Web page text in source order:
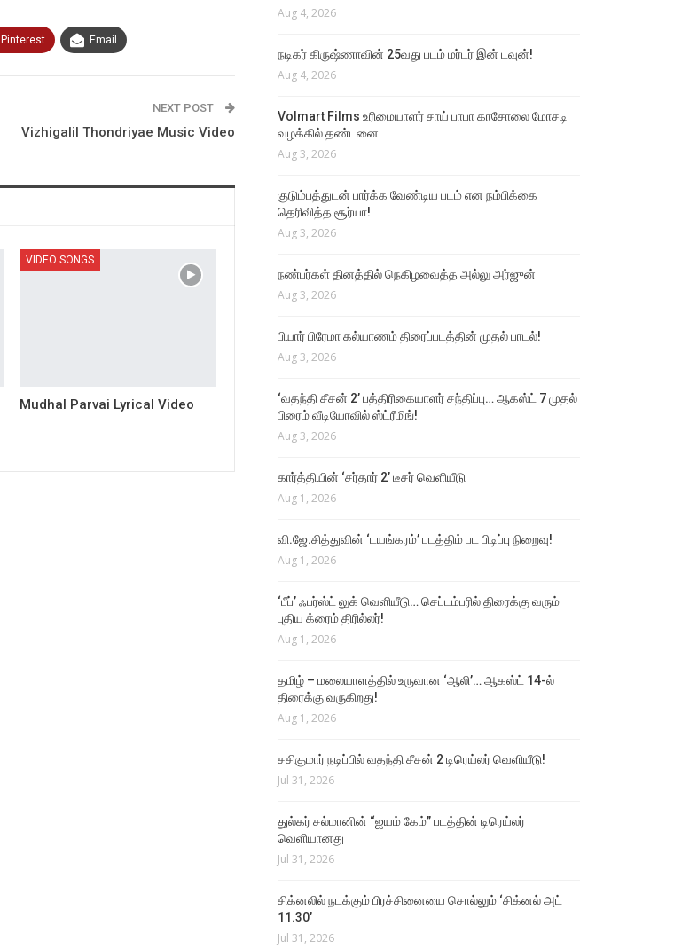
Pinterest Email
NEXT POST
Vizhigalil Thondriyae Music Video
VIDEO SONGS
Mudhal Parvai Lyrical Video
Aug 4, 2026
நடிகர் கிருஷ்ணாவின் 25வது படம் மர்டர் இன் டவுன்!
Aug 4, 2026
Volmart Films உரிமையாளர் சாய் பாபா காசோலை மோசடி
வழக்கில் தண்டனை
Aug 3, 2026
குடும்பத்துடன் பார்க்க வேண்டிய படம் என நம்பிக்கை
தெரிவித்த சூர்யா!
Aug 3, 2026
நண்பர்கள் தினத்தில் நெகிழவைத்த அல்லு அர்ஜுன்
Aug 3, 2026
பியார் பிரேமா கல்யாணம் திரைப்படத்தின் முதல் பாடல்!
Aug 3, 2026
‘வதந்தி சீசன் 2’ பத்திரிகையாளர் சந்திப்பு… ஆகஸ்ட் 7 முதல்
பிரைம் வீடியோவில் ஸ்ட்ரீமிங்!
Aug 3, 2026
கார்த்தியின் ‘சர்தார் 2’ டீசர் வெளியீடு
Aug 1, 2026
வி.ஜே.சித்துவின் ‘டயங்கரம்’ படத்திம் பட பிடிப்பு நிறைவு!
Aug 1, 2026
‘பீப்’ ஃபர்ஸ்ட் லுக் வெளியீடு… செப்டம்பரில் திரைக்கு வரும்
புதிய க்ரைம் திரில்லர்!
Aug 1, 2026
தமிழ் – மலையாளத்தில் உருவான ‘ஆலி’… ஆகஸ்ட் 14-ல்
திரைக்கு வருகிறது!
Aug 1, 2026
சசிகுமார் நடிப்பில் வதந்தி சீசன் 2 டிரெய்லர் வெளியீடு!
Jul 31, 2026
துல்கர் சல்மானின் “ஐயம் கேம்” படத்தின் டிரெய்லர்
வெளியானது
Jul 31, 2026
சிக்​னலில் நடக்​கும் பிரச்சினையை சொல்​லும் ‘சிக்னல் அட்
11.30’
Jul 31, 2026